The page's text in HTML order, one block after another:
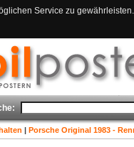
Service zu
| Porsche Original 1983 -